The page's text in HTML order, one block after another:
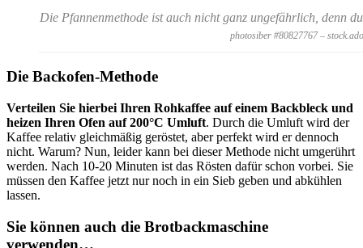
Die Pfannenmethode ist auch nicht ganz ungefährlich, denn
photosiber #80827767 –
Die Backofen-Methode
Verteilen Sie hierbei Ihren Rohkaffee auf einem Backbleck und
heizen Ihren Ofen auf 200°C Umluft. Durch die Umluft wird der
Kaffee relativ gleichmäßig geröstet, aber perfekt wird er dennoch
nicht. Warum? Nun, leider kann bei dieser Methode nicht umgerührt
werden. Nach 10-20 Minuten ist das Rösten dafür schon vorbei. Sie
müssen den Kaffee jetzt nur noch in ein Sieb geben und abkühlen
lassen.
Sie können auch die Brotbackmaschine
verwenden…